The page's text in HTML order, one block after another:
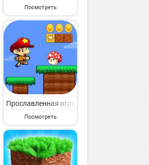
Посмотреть
опытных игроков от славного
игрушка для
Андроид - веселая приключенческая
Home: Survival Island на Андроид -
Прославленная игра Bob World Супер
Посмотреть